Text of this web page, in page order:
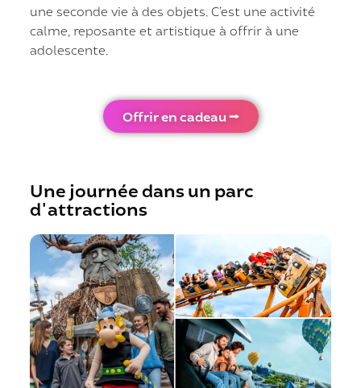
une seconde vie à des objets. C’est une activité
calme, reposante et artistique à offrir à une
adolescente.
Offrir en cadeau ⭢
Une journée dans un parc
d'attractions